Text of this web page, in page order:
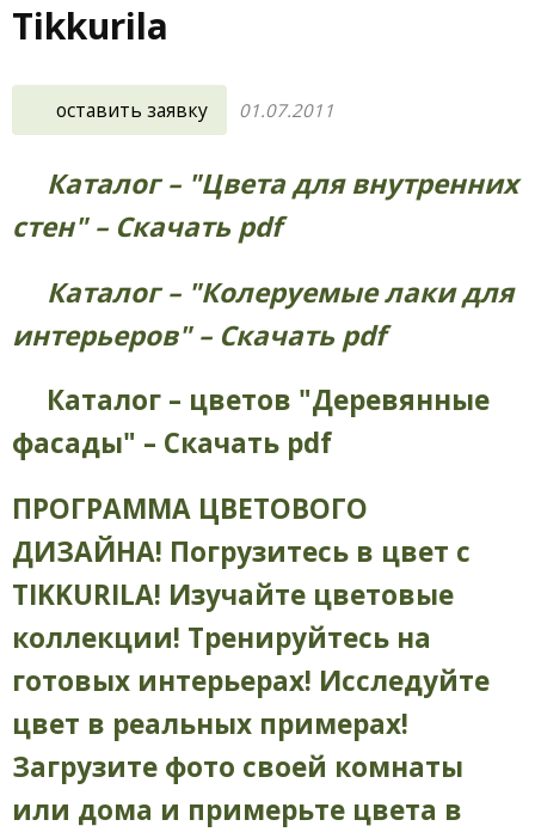
Tikkurila
оставить заявку 01.07.2011
Каталог – "Цвета для внутренних
стен" – Скачать pdf
Каталог – "Колеруемые лаки для
интерьеров" – Скачать pdf
Каталог – цветов "Деревянные
фасады" – Скачать pdf
ПРОГРАММА ЦВЕТОВОГО
ДИЗАЙНА! Погрузитесь в цвет с
TIKKURILA! Изучайте цветовые
коллекции! Тренируйтесь на
готовых интерьерах! Исследуйте
цвет в реальных примерах!
Загрузите фото своей комнаты
или дома и примерьте цвета в